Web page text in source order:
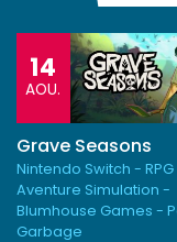
14
AOU.
Grave Seasons
Nintendo Switch - RPG
Aventure Simulation -
Blumhouse Games -
Garbage